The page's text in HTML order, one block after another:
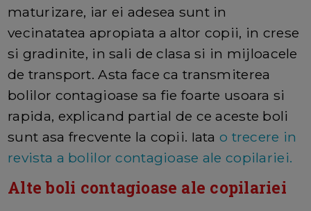
maturizare, iar ei adesea sunt in
vecinatatea apropiata a altor copii, in crese
si gradinite, in sali de clasa si in mijloacele
de transport. Asta face ca transmiterea
bolilor contagioase sa fie foarte usoara si
rapida, explicand partial de ce aceste boli
sunt asa frecvente la copii. Iata o trecere in
revista a bolilor contagioase ale copilariei.
Alte boli contagioase ale copilariei